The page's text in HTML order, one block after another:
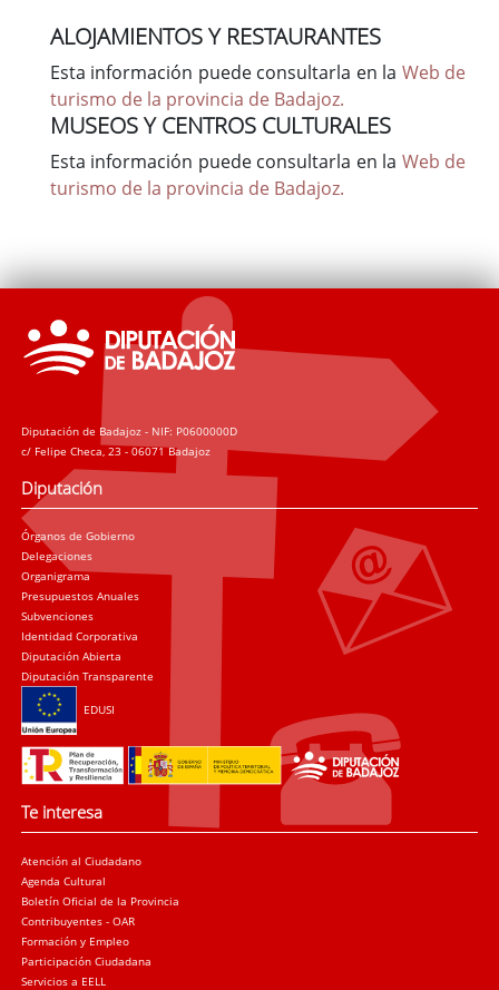
ALOJAMIENTOS Y RESTAURANTES
Esta información puede consultarla en la Web de
turismo de la provincia de Badajoz.
MUSEOS Y CENTROS CULTURALES
Esta información puede consultarla en la Web de
turismo de la provincia de Badajoz.
Diputación de Badajoz - NIF: P0600000D
c/ Felipe Checa, 23 - 06071 Badajoz
Diputación
Órganos de Gobierno
Delegaciones
Organigrama
Presupuestos Anuales
Subvenciones
Identidad Corporativa
Diputación Abierta
Diputación Transparente
EDUSI
Te interesa
Atención al Ciudadano
Agenda Cultural
Boletín Oficial de la Provincia
Contribuyentes - OAR
Formación y Empleo
Participación Ciudadana
Servicios a EELL